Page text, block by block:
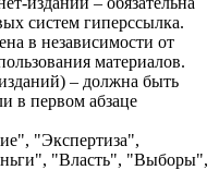
систем гиперссылка.
в независимости от
материалов.
– должна быть
в первом абзаце
"Экспертиза",
"Власть", "Выборы",